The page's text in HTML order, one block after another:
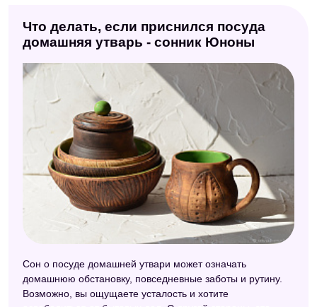
Что делать, если приснился посуда
домашняя утварь - сонник Юноны
Сон о посуде домашней утвари может означать
домашнюю обстановку, повседневные заботы и рутину.
Возможно, вы ощущаете усталость и хотите